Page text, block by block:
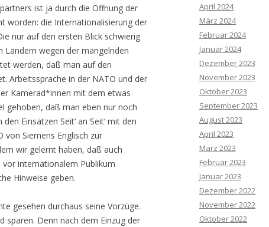
ist ja durch die Öffnung der
worden: die Internationalisierung der
nur auf den ersten Blick schwierig
wegen der mangelnden
werden, daß man auf den
Arbeitssprache in der NATO und der
Kamerad*innen mit dem etwas
gehoben, daß man eben nur noch
Einsätzen Seit‘ an Seit‘ mit den
von Siemens Englisch zur
wir gelernt haben, daß auch
internationalem Publikum
Hinweise geben.
gesehen durchaus seine Vorzüge.
sparen. Denn nach dem Einzug der
April 2024
März 2024
Februar 2024
Januar 2024
Dezember 2023
November 2023
Oktober 2023
September 2023
August 2023
April 2023
März 2023
Februar 2023
Januar 2023
Dezember 2022
November 2022
Oktober 2022